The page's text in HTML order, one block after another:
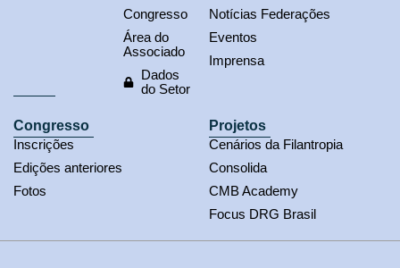
Congresso
Área do
Associado
Dados
do Setor
Notícias Federações
Eventos
Imprensa
Congresso
Inscrições
Edições anteriores
Fotos
Projetos
Cenários da Filantropia
Consolida
CMB Academy
Focus DRG Brasil